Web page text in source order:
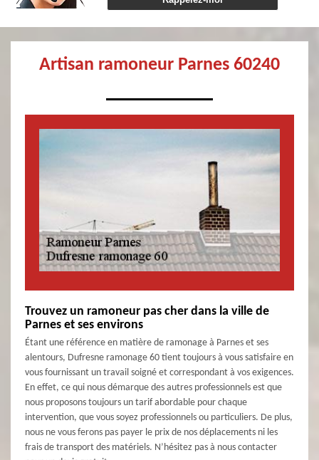
Artisan ramoneur Parnes 60240
Trouvez un ramoneur pas cher dans la ville de
Parnes et ses environs
Étant une référence en matière de ramonage à Parnes et ses
alentours, Dufresne ramonage 60 tient toujours à vous satisfaire en
vous fournissant un travail soigné et correspondant à vos exigences.
En effet, ce qui nous démarque des autres professionnels est que
nous proposons toujours un tarif abordable pour chaque
intervention, que vous soyez professionnels ou particuliers. De plus,
nous ne vous ferons pas payer le prix de nos déplacements ni les
frais de transport des matériels. N’hésitez pas à nous contacter